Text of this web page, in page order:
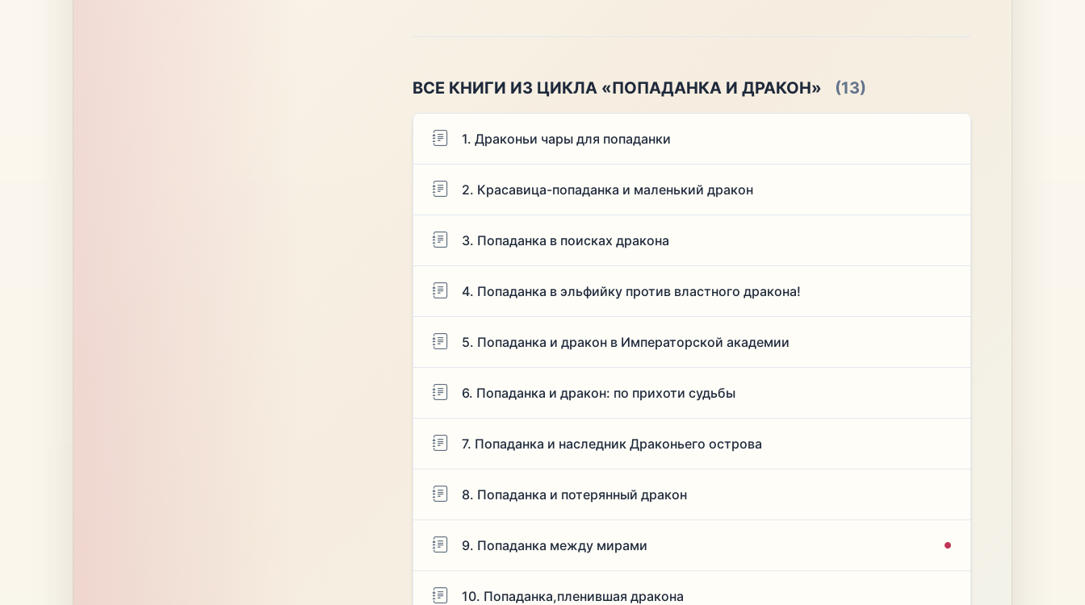
ВСЕ КНИГИ ИЗ ЦИКЛА «ПОПАДАНКА И ДРАКОН» (13)
1. Драконьи чары для попаданки
2. Красавица-попаданка и маленький дракон
3. Попаданка в поисках дракона
4. Попаданка в эльфийку против властного дракона!
5. Попаданка и дракон в Императорской академии
6. Попаданка и дракон: по прихоти судьбы
7. Попаданка и наследник Драконьего острова
8. Попаданка и потерянный дракон
9. Попаданка между мирами
10. Попаданка,пленившая дракона